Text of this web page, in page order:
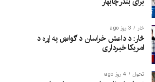
څار 3 روز ago
څار: د داعش خراسان د ګواښ په اړه د
امریکا خبرداری
تحول 4 روز ago